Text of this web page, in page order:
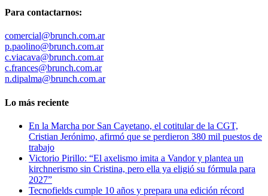
Para contactarnos:
comercial@brunch.com.ar
p.paolino@brunch.com.ar
c.viacava@brunch.com.ar
c.frances@brunch.com.ar
n.dipalma@brunch.com.ar
Lo más reciente
En la Marcha por San Cayetano, el cotitular de la CGT,
Cristian Jerónimo, afirmó que se perdieron 380 mil puestos de
trabajo
Victorio Pirillo: “El axelismo imita a Vandor y plantea un
kirchnerismo sin Cristina, pero ella ya eligió su fórmula para
2027”
Tecnofields cumple 10 años y prepara una edición récord